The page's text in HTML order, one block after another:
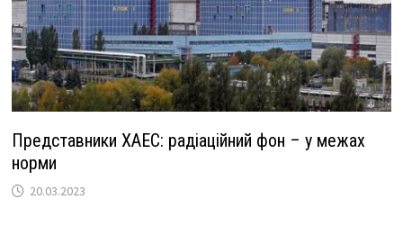
Представники ХАЕС: радіаційний фон – у межах
норми
20.03.2023